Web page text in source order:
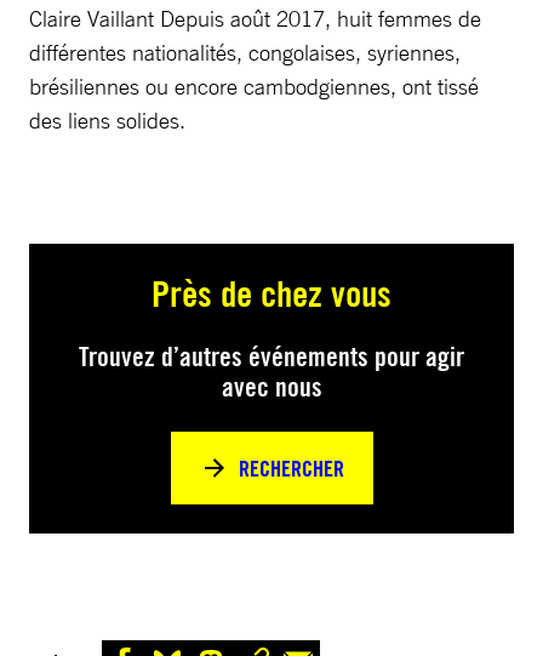
Claire Vaillant Depuis août 2017, huit femmes de
différentes nationalités, congolaises, syriennes,
brésiliennes ou encore cambodgiennes, ont tissé
des liens solides.
Près de chez vous
Trouvez d’autres événements pour agir
avec nous
RECHERCHER